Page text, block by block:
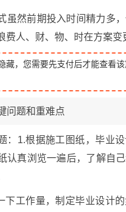
虽然前期投入时间精力多
费人、财、物、时在方案变
藏，您需要先支付后才能查看
问题和重难点
：1.根据施工图纸，毕业
认真浏览一遍后，了解自
下工作量，制定毕业设计